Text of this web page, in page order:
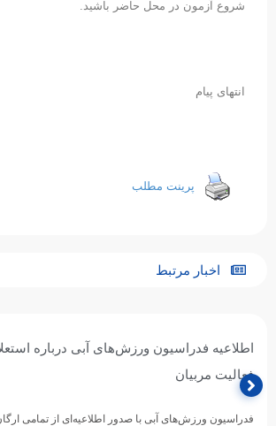
شروع آزمون در محل حاضر باشید.
انتهای پیام
پرینت مطلب
اخبار مرتبط
اطلاعیه فدراسیون ورزش‌های آبی درباره
فعالیت مربیان
فدراسیون ورزش‌های آبی با صدور اطلاعیه‌ای از تمامی